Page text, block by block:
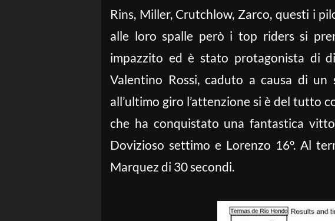
Rins, Miller, Crutchlow, Zarco, questi i
alle loro spalle però i top riders si
impazzito ed è stato protagonista di
Valentino Rossi, caduto a causa di un
all’ultimo giro l’attenzione si è del tutto
che ha conquistato una fantastica
Dovizioso settimo e Lorenzo 16°. Al
Marquez di 30 secondi.